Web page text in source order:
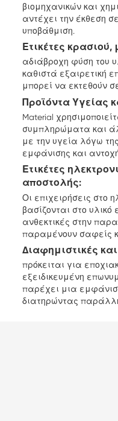
βιομηχανικών και
αντέχει την έκθεση
υποβάθμιση.
Ετικέτες
αδιάβροχη φύση του
καθιστά εξαιρετική
μπορεί να εκτεθούν
Προϊόντα Υγείας
Material
συμπληρώματα και
με την υγεία λόγω
εμφάνισης και
Ετικέτες
αποστολής:
Οι επιχειρήσεις στο
βασίζονται στο υλικό
ανθεκτικές στην
παραμένουν σαφείς
Διαφημιστικές και
πρόκειται για
εξειδικευμένη
παρέχει μια
διατηρώντας